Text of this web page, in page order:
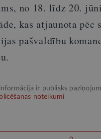
no 18. līdz 20.
kas atjaunota pēc
pašvaldību
ir publisks
noteikumi